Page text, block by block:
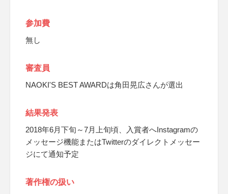
参加費
無し
審査員
NAOKI'S BEST AWARDは角田晃広さんが選出
結果発表
2018年6月下旬～7月上旬頃、入賞者へInstagramの
メッセージ機能またはTwitterのダイレクトメッセー
ジにて通知予定
著作権の扱い